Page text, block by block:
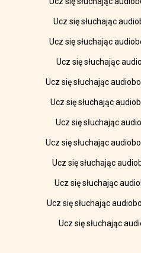
Ucz się słuchając
Ucz się słuchając
Ucz się słuchając
Ucz się słuchając
Ucz się słuchając
Ucz się słuchając
Ucz się słuchając
Ucz się słuchając
Ucz się słuchając
Ucz się słuchając
Ucz się słuchając